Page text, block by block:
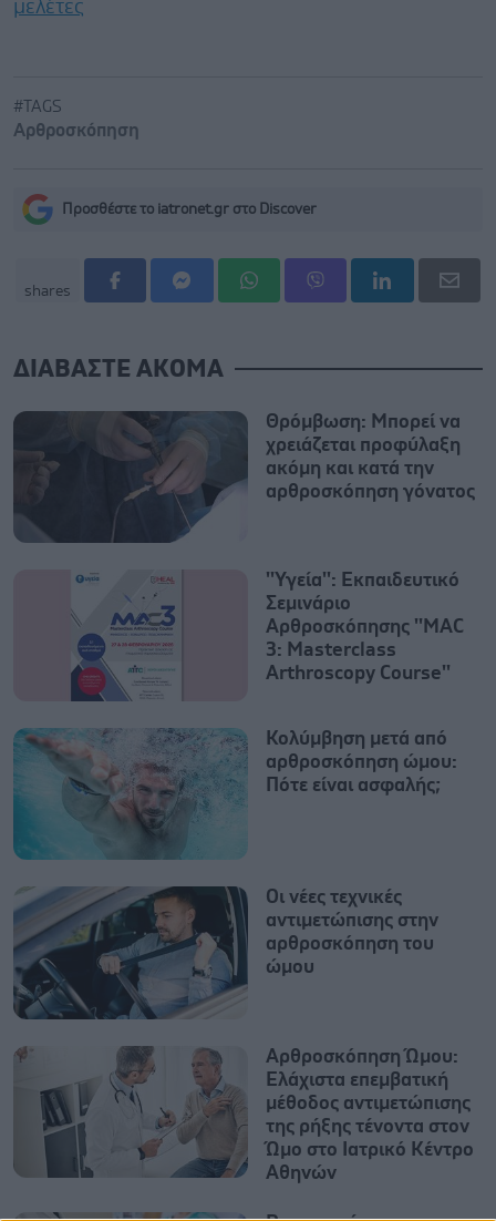
μελέτες
#TAGS
Αρθροσκόπηση
Προσθέστε το iatronet.gr στο Discover
shares
ΔΙΑΒΑΣΤΕ ΑΚΟΜΑ
Θρόμβωση: Μπορεί να
χρειάζεται προφύλαξη
ακόμη και κατά την
αρθροσκόπηση γόνατος
''Υγεία'': Εκπαιδευτικό
Σεμινάριο
Αρθροσκόπησης ''MAC
3: Masterclass
Arthroscopy Course''
Κολύμβηση μετά από
αρθροσκόπηση ώμου:
Πότε είναι ασφαλής;
Οι νέες τεχνικές
αντιμετώπισης στην
αρθροσκόπηση του
ώμου
Αρθροσκόπηση Ώμου:
Ελάχιστα επεμβατική
μέθοδος αντιμετώπισης
της ρήξης τένοντα στον
Ώμο στο Ιατρικό Κέντρο
Αθηνών